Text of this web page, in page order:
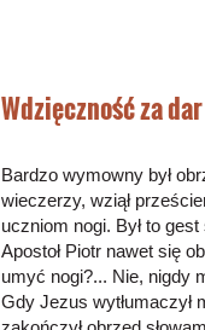
Wdzięczność za
Bardzo wymowny był
wieczerzy, wziął
uczniom nogi. Był to
Apostoł Piotr nawet się
umyć nogi?... Nie, nigdy
Gdy Jezus wytłumaczył